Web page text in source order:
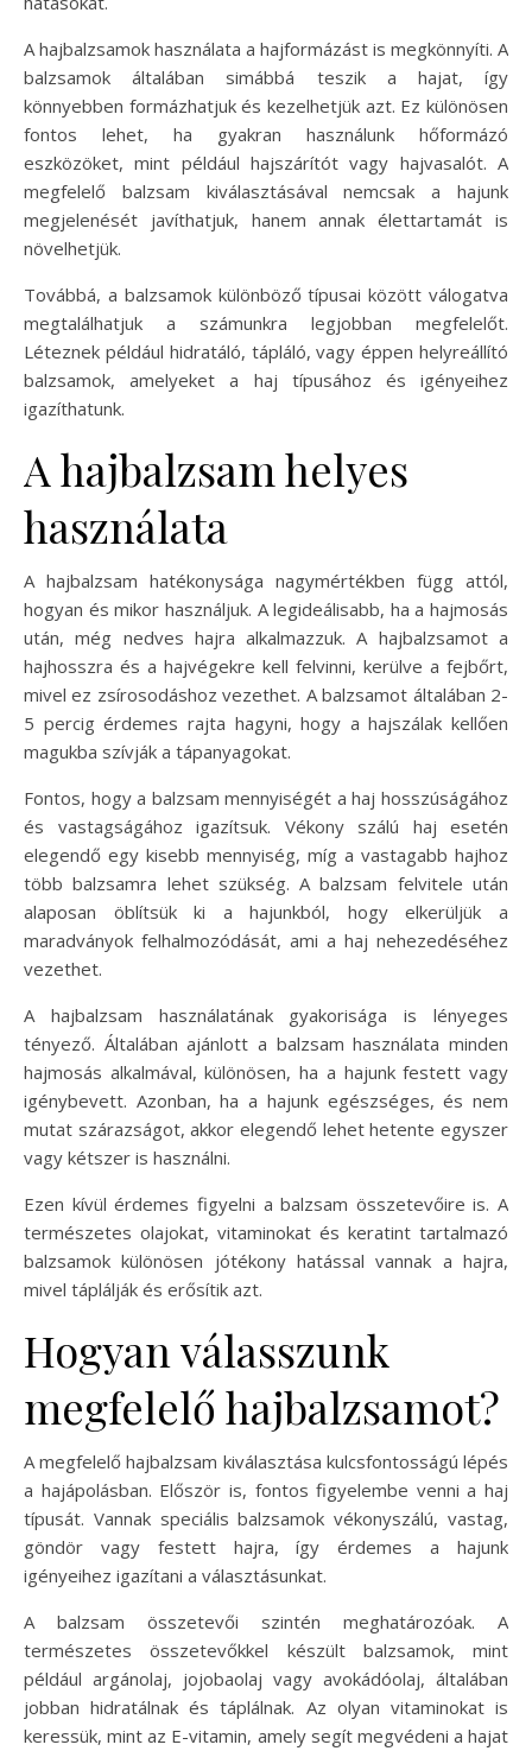
A hajbalzsamok használata a hajformázást is megkönnyíti. A
balzsamok általában simábbá teszik a hajat, így
könnyebben formázhatjuk és kezelhetjük azt. Ez különösen
fontos lehet, ha gyakran használunk hőformázó
eszközöket, mint például hajszárítót vagy hajvasalót. A
megfelelő balzsam kiválasztásával nemcsak a hajunk
megjelenését javíthatjuk, hanem annak élettartamát is
növelhetjük.
Továbbá, a balzsamok különböző típusai között válogatva
megtalálhatjuk a számunkra legjobban megfelelőt.
Léteznek például hidratáló, tápláló, vagy éppen helyreállító
balzsamok, amelyeket a haj típusához és igényeihez
igazíthatunk.
A hajbalzsam helyes
használata
A hajbalzsam hatékonysága nagymértékben függ attól,
hogyan és mikor használjuk. A legideálisabb, ha a hajmosás
után, még nedves hajra alkalmazzuk. A hajbalzsamot a
hajhosszra és a hajvégekre kell felvinni, kerülve a fejbőrt,
mivel ez zsírosodáshoz vezethet. A balzsamot általában 2-
5 percig érdemes rajta hagyni, hogy a hajszálak kellően
magukba szívják a tápanyagokat.
Fontos, hogy a balzsam mennyiségét a haj hosszúságához
és vastagságához igazítsuk. Vékony szálú haj esetén
elegendő egy kisebb mennyiség, míg a vastagabb hajhoz
több balzsamra lehet szükség. A balzsam felvitele után
alaposan öblítsük ki a hajunkból, hogy elkerüljük a
maradványok felhalmozódását, ami a haj nehezedéséhez
vezethet.
A hajbalzsam használatának gyakorisága is lényeges
tényező. Általában ajánlott a balzsam használata minden
hajmosás alkalmával, különösen, ha a hajunk festett vagy
igénybevett. Azonban, ha a hajunk egészséges, és nem
mutat szárazságot, akkor elegendő lehet hetente egyszer
vagy kétszer is használni.
Ezen kívül érdemes figyelni a balzsam összetevőire is. A
természetes olajokat, vitaminokat és keratint tartalmazó
balzsamok különösen jótékony hatással vannak a hajra,
mivel táplálják és erősítik azt.
Hogyan válasszunk
megfelelő hajbalzsamot?
A megfelelő hajbalzsam kiválasztása kulcsfontosságú lépés
a hajápolásban. Először is, fontos figyelembe venni a haj
típusát. Vannak speciális balzsamok vékonyszálú, vastag,
göndör vagy festett hajra, így érdemes a hajunk
igényeihez igazítani a választásunkat.
A balzsam összetevői szintén meghatározóak. A
természetes összetevőkkel készült balzsamok, mint
például argánolaj, jojobaolaj vagy avokádóolaj, általában
jobban hidratálnak és táplálnak. Az olyan vitaminokat is
keressük, mint az E-vitamin, amely segít megvédeni a hajat